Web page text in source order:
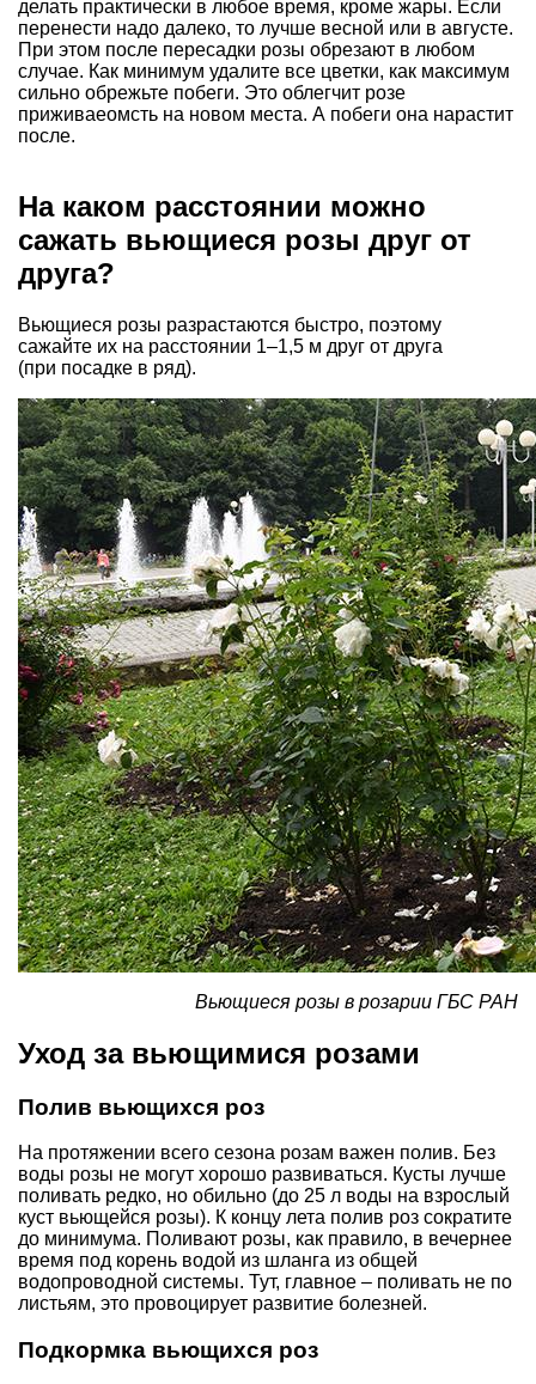
делать практически в любое время, кроме жары. Если
перенести надо далеко, то лучше весной или в августе.
При этом после пересадки розы обрезают в любом
случае. Как минимум удалите все цветки, как максимум
сильно обрежьте побеги. Это облегчит розе
приживаеомсть на новом места. А побеги она нарастит
после.
На каком расстоянии можно
сажать вьющиеся розы друг от
друга?
Вьющиеся розы разрастаются быстро, поэтому
сажайте их на расстоянии 1–1,5 м друг от друга
(при посадке в ряд).
Вьющиеся розы в розарии ГБС РАН
Уход за вьющимися розами
Полив вьющихся роз
На протяжении всего сезона розам важен полив. Без
воды розы не могут хорошо развиваться. Кусты лучше
поливать редко, но обильно (до 25 л воды на взрослый
куст вьющейся розы). К концу лета полив роз сократите
до минимума. Поливают розы, как правило, в вечернее
время под корень водой из шланга из общей
водопроводной системы. Тут, главное – поливать не по
листьям, это провоцирует развитие болезней.
Подкормка вьющихся роз